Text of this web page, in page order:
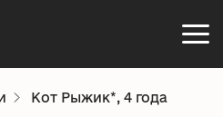
Кот Рыжик*, 4 года